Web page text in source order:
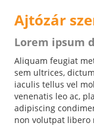
Ajtózár
Lorem ipsum
Aliquam feugiat
sem ultrices,
iaculis tellus vel
venenatis leo ac,
adipiscing
non volutpat libero